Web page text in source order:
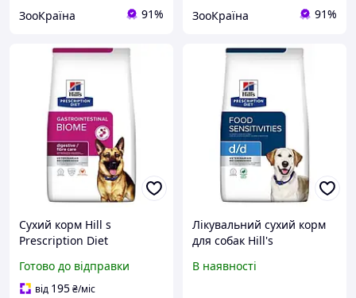
ЗооКраїна 91% ЗооКраїна 91%
Сухий корм Hill s
Prescription Diet
собак із чутливим
травленням 10 (кг)
Готово до відправки
від 195₴/міс
Лікувальний сухий корм
для собак Hill's
Food Sensitivities d/d Duck
В наявності